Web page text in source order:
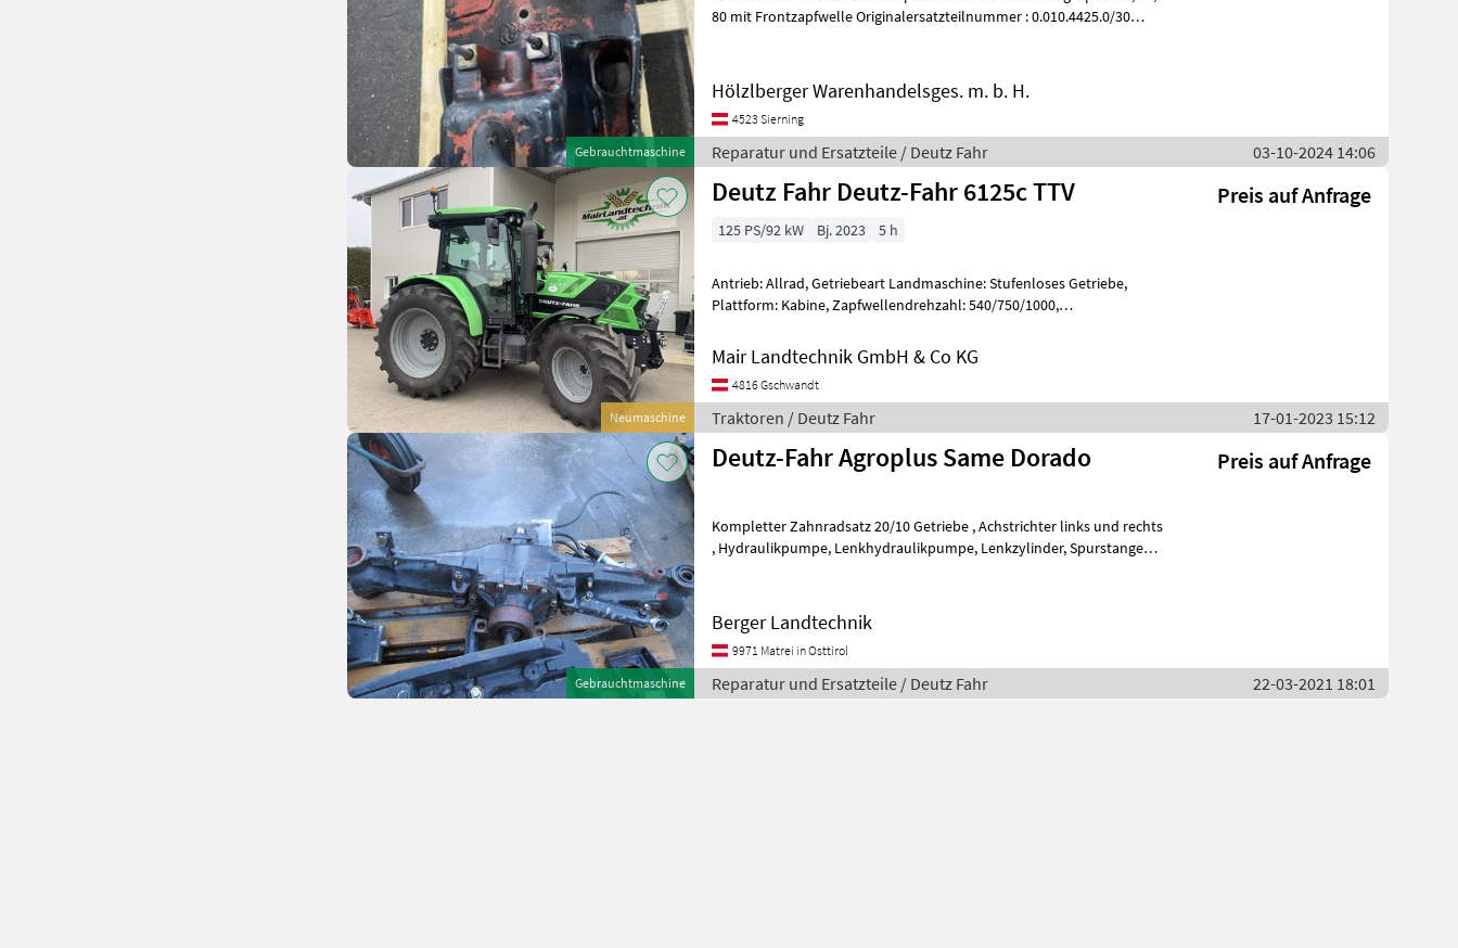
Gebrauchtmaschine
80 mit Frontzapfwelle Originalersatzteilnummer : 0.010.4425.0/30
Hölzlberger Warenhandelsges. m. b. H.
4523 Sierning
Reparatur und Ersatzteile / Deutz Fahr 03-10-2024 14:06
Neumaschine
Deutz Fahr Deutz-Fahr 6125c TTV Preis auf Anfrage
125 PS/92 kW Bj. 2023 5 h
Antrieb: Allrad, Getriebeart Landmaschine: Stufenloses Getriebe,
Plattform: Kabine, Zapfwellendrehzahl: 540/750/1000,
Mair Landtechnik GmbH & Co KG
4816 Gschwandt
Traktoren / Deutz Fahr 17-01-2023 15:12
Gebrauchtmaschine
Deutz-Fahr Agroplus Same Dorado Preis auf Anfrage
Kompletter Zahnradsatz 20/10 Getriebe , Achstrichter links und rechts
, Hydraulikpumpe, Lenkhydraulikpumpe, Lenkzylinder, Spurstangen ,
Berger Landtechnik
9971 Matrei in Osttirol
Reparatur und Ersatzteile / Deutz Fahr 22-03-2021 18:01